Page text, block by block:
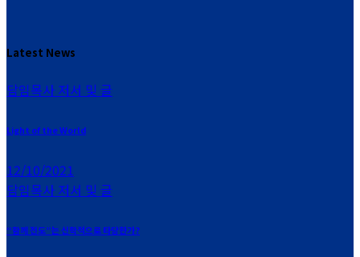
Latest News
담임목사 저서 및 글
Light of the World
12/10/2021
담임목사 저서 및 글
“함께 전도”는 신학적으로 타당한가?